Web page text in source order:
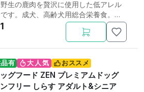
生の鹿肉を贅沢に使用した低アレル
す。成犬、高齢犬用総合栄養食。低
有 大人気 おススメ
グフード ZEN プレミアムドッグ
フリー しらす アダルト&シニア